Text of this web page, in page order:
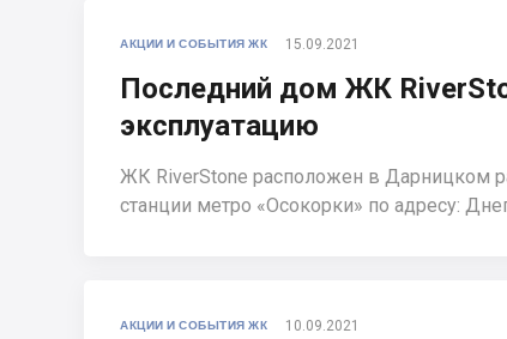
АКЦИИ И СОБЫТИЯ ЖК 15.09.2021
Последний дом ЖК
эксплуатацию
ЖК RiverStone расположен в Дарницком
станции метро «Осокорки» по адресу:
АКЦИИ И СОБЫТИЯ ЖК 10.09.2021